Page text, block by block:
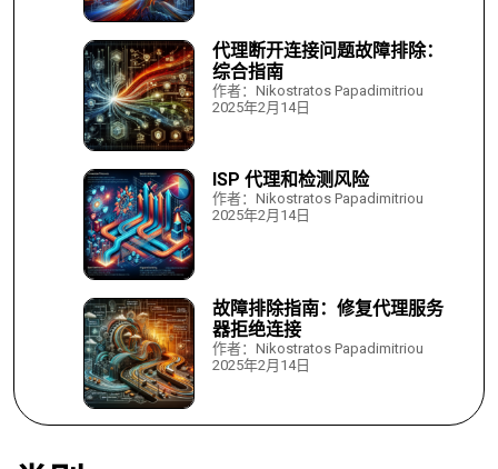
代理断开连接问题故障排除：
综合指南
作者：Nikostratos Papadimitriou
2025年2月14日
ISP 代理和检测风险
作者：Nikostratos Papadimitriou
2025年2月14日
故障排除指南：修复代理服务
器拒绝连接
作者：Nikostratos Papadimitriou
2025年2月14日